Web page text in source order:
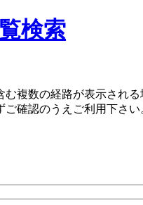
検索
複数の経路が表示される
確認のうえご利用下さい